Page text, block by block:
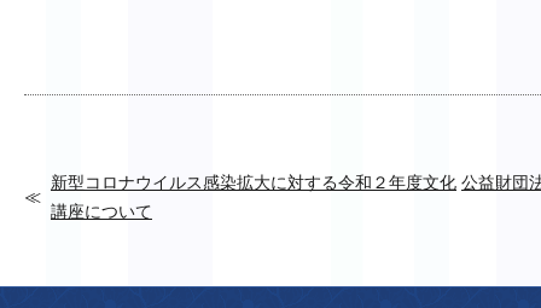
新型コロナウイルス感染拡大に対する令和２年度文化
講座について
公益財団